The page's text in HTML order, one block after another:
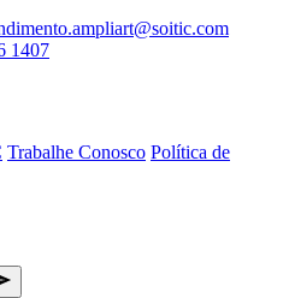
1407
Trabalhe Conosco Política de